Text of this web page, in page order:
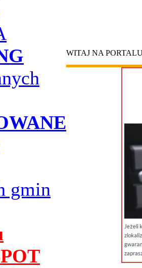
gmin
WITAJ NA